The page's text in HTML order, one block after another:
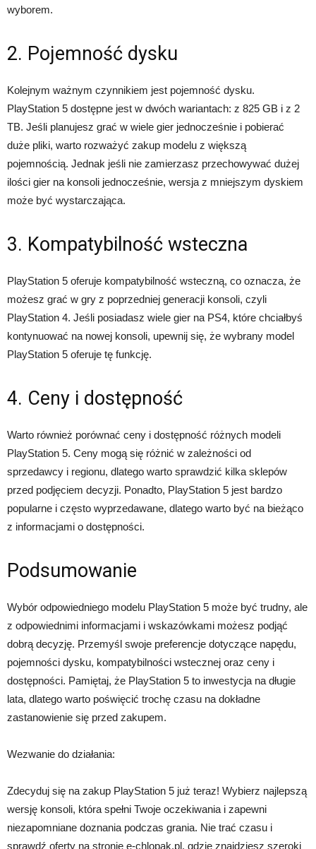
wyborem.
2. Pojemność dysku
Kolejnym ważnym czynnikiem jest pojemność dysku.
PlayStation 5 dostępne jest w dwóch wariantach: z 825 GB i z 2
TB. Jeśli planujesz grać w wiele gier jednocześnie i pobierać
duże pliki, warto rozważyć zakup modelu z większą
pojemnością. Jednak jeśli nie zamierzasz przechowywać dużej
ilości gier na konsoli jednocześnie, wersja z mniejszym dyskiem
może być wystarczająca.
3. Kompatybilność wsteczna
PlayStation 5 oferuje kompatybilność wsteczną, co oznacza, że
możesz grać w gry z poprzedniej generacji konsoli, czyli
PlayStation 4. Jeśli posiadasz wiele gier na PS4, które chciałbyś
kontynuować na nowej konsoli, upewnij się, że wybrany model
PlayStation 5 oferuje tę funkcję.
4. Ceny i dostępność
Warto również porównać ceny i dostępność różnych modeli
PlayStation 5. Ceny mogą się różnić w zależności od
sprzedawcy i regionu, dlatego warto sprawdzić kilka sklepów
przed podjęciem decyzji. Ponadto, PlayStation 5 jest bardzo
popularne i często wyprzedawane, dlatego warto być na bieżąco
z informacjami o dostępności.
Podsumowanie
Wybór odpowiedniego modelu PlayStation 5 może być trudny, ale
z odpowiednimi informacjami i wskazówkami możesz podjąć
dobrą decyzję. Przemyśl swoje preferencje dotyczące napędu,
pojemności dysku, kompatybilności wstecznej oraz ceny i
dostępności. Pamiętaj, że PlayStation 5 to inwestycja na długie
lata, dlatego warto poświęcić trochę czasu na dokładne
zastanowienie się przed zakupem.
Wezwanie do działania:
Zdecyduj się na zakup PlayStation 5 już teraz! Wybierz najlepszą
wersję konsoli, która spełni Twoje oczekiwania i zapewni
niezapomniane doznania podczas grania. Nie trać czasu i
sprawdź oferty na stronie e-chlopak.pl, gdzie znajdziesz szeroki